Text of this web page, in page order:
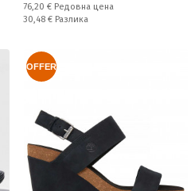
Редовна цена:
76,20 € Редовна цена
Спестявате:
30,48 € Разлика
OFFER